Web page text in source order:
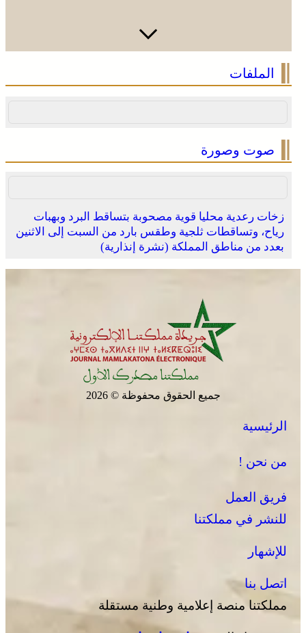
الملفات
صوت وصورة
زخات رعدية محليا قوية مصحوبة بتساقط البرد وبهبات
رياح، وتساقطات ثلجية وطقس بارد من السبت إلى الاثنين
بعدد من مناطق المملكة (نشرة إنذارية)
جميع الحقوق محفوظة © 2026
الرئيسية
من نحن !
فريق العمل
للنشر في مملكتنا
للإشهار
اتصل بنا
مملكتنا منصة إعلامية وطنية مستقلة